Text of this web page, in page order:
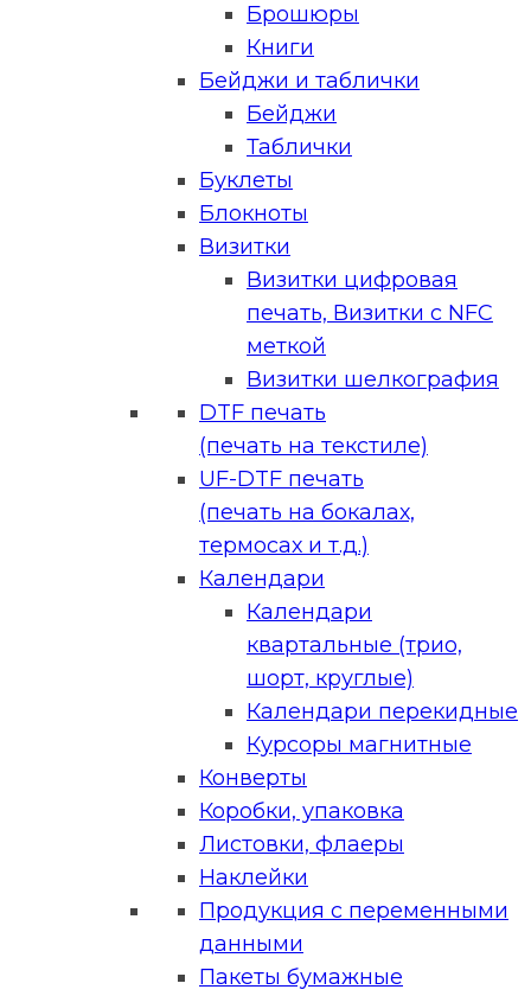
Брошюры
Книги
Бейджи и таблички
Бейджи
Таблички
Буклеты
Блокноты
Визитки
Визитки цифровая
печать, Визитки с NFC
меткой
Визитки шелкография
DTF печать
(печать на текстиле)
UF-DTF печать
(печать на бокалах,
термосах и т.д.)
Календари
Календари
квартальные (трио,
шорт, круглые)
Календари перекидные
Курсоры магнитные
Конверты
Коробки, упаковка
Листовки, флаеры
Наклейки
Продукция с переменными
данными
Пакеты бумажные